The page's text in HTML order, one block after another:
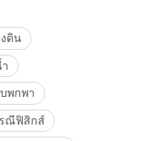
งเราพร้อมสวิตช์อิเล็กโทรดแบบ
สามารถใช้กับระบบการสำรวจ
วย
: 0.01 mV
ดิน
พกพา
ณีฟิสิกส์